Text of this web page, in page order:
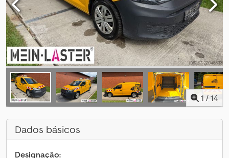
1 / 14
Dados básicos
Designação: